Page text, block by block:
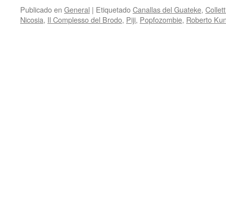
Publicado en General | EtiquetadoCanallas del Guateke,
Nicosia, Il Complesso del Brodo, Piji, Popfozombie, Roberto